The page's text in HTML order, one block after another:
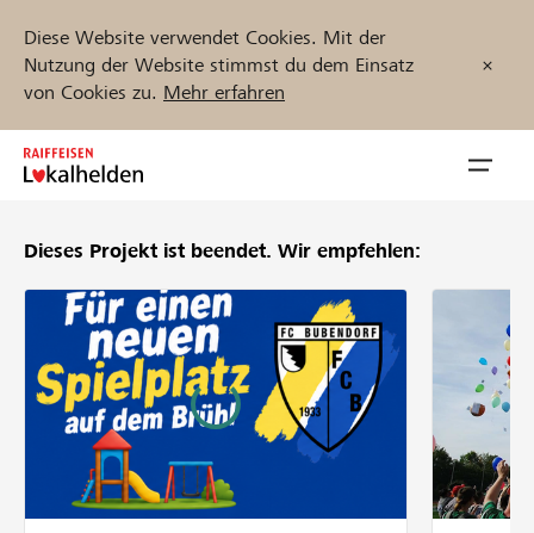
Diese Website verwendet Cookies. Mit der
Nutzung der Website stimmst du dem Einsatz
von Cookies zu. Mehr erfahren
Zum
Inhalt
Unterstützen
Hilfe & Support
Projekte und Organisationen finden
Dieses Projekt ist beendet. Wir empfehlen: